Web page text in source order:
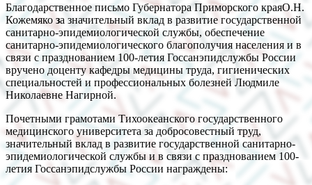
Благодарственное письмо Губернатора Приморского краяО.Н.
Кожемяко за значительный вклад в развитие государственной
санитарно-эпидемиологической службы, обеспечение
санитарно-эпидемиологического благополучия населения и в
связи с празднованием 100-летия Госсанэпидслужбы России
вручено доценту кафедры медицины труда, гигиенических
специальностей и профессиональных болезней Людмиле
Николаевне Нагирной.
Почетными грамотами Тихоокеанского государственного
медицинского университета за добросовестный труд,
значительный вклад в развитие государственной санитарно-
эпидемиологической службы и в связи с празднованием 100-
летия Госсанэпидслужбы России награждены: